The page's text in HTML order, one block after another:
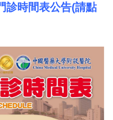
診時間表公告(請點